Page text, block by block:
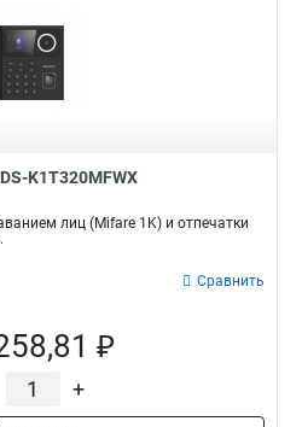
K1T320MFWX
лиц (Mifare 1K) и отпечатки
Сравнить
₽
+